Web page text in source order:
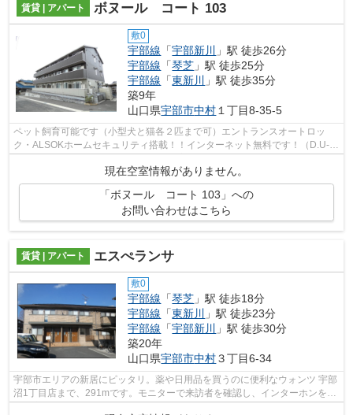
賃貸 | アパート ボヌール コート 103
敷0
宇部線 「宇部新川
」駅 徒歩26分
宇部線 「琴芝 」駅 徒歩25分
宇部線 「東新川
」駅 徒歩35分
築9年
山口県宇部市中村１丁目8-35-5
ペット飼育可能です（小型犬と猫各２匹まで可）エントランスオートロッ
ク・ALSOKホームセキュリティ搭載！！インターネット無料です！（D.U-
現在空室情報がありません。
「ボヌール コート 103」への
お問い合わせはこちら
賃貸 | アパート エスぺランサ
敷0
宇部線 「琴芝 」駅 徒歩18分
宇部線 「東新川
」駅 徒歩23分
宇部線 「宇部新川
」駅 徒歩30分
築20年
山口県宇部市中村３丁目6-34
宇部市エリアの新居にピッタリ。薬や日用品を買うのに便利なウォンツ 宇部
沼1丁目店まで、291mです。モニターで来訪者を確認し、インターホンを通
じて室内から会話することができます...